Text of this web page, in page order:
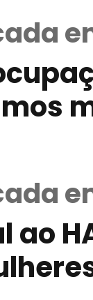
ao